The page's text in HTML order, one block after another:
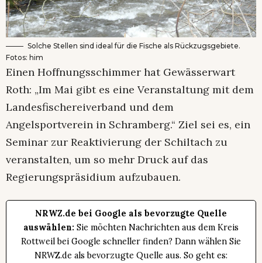
Solche Stellen sind ideal für die Fische als Rückzugsgebiete.
Fotos: him
Einen Hoffnungsschimmer hat Gewässerwart
Roth: „Im Mai gibt es eine Veranstaltung mit dem
Landesfischereiverband und dem
Angelsportverein in Schramberg.“ Ziel sei es, ein
Seminar zur Reaktivierung der Schiltach zu
veranstalten, um so mehr Druck auf das
Regierungspräsidium aufzubauen.
NRWZ.de bei Google als bevorzugte Quelle
auswählen: Sie möchten Nachrichten aus dem Kreis
Rottweil bei Google schneller finden? Dann wählen Sie
NRWZ.de als bevorzugte Quelle aus. So geht es: